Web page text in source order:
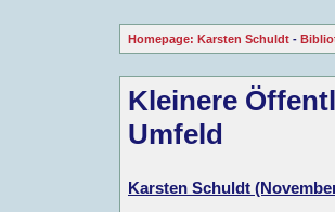
Homepage: Karsten Schuldt -
Kleinere
Umfeld
Karsten Schuldt